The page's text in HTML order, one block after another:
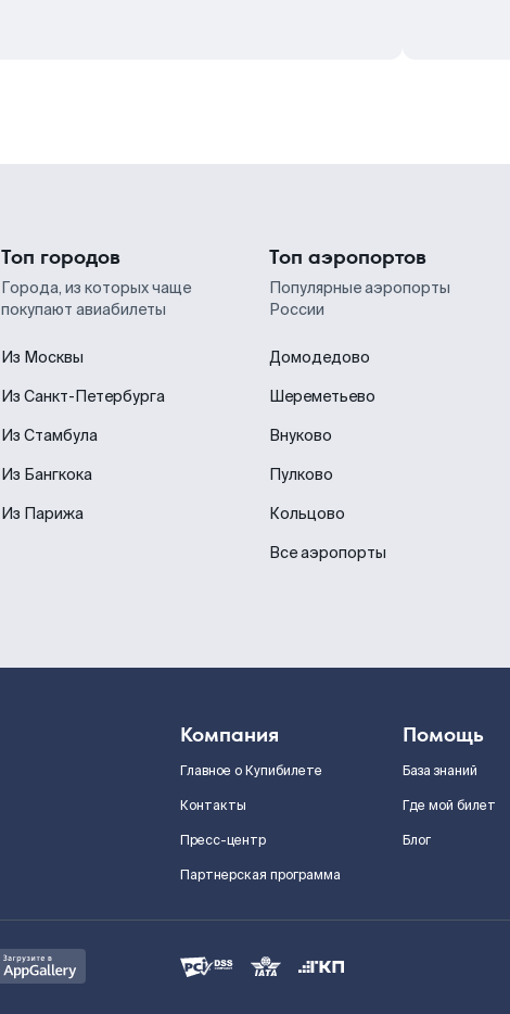
Топ городов
Города, из которых чаще
покупают авиабилеты
Из Москвы
Из Санкт-Петербурга
Из Стамбула
Из Бангкока
Из Парижа
Топ аэропортов
Популярные аэропорты
России
Домодедово
Шереметьево
Внуково
Пулково
Кольцово
Все аэропорты
Компания
Главное о Купибилете
Контакты
Пресс-центр
Партнерская программа
Помощь
База знаний
Где мой билет
Блог